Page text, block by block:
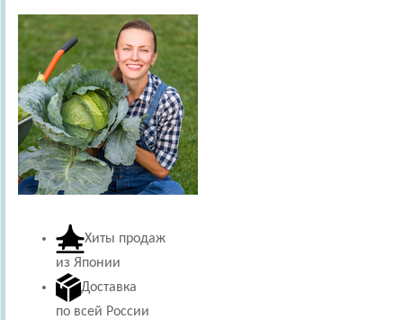
Хиты продаж
из Японии
Доставка
по всей России